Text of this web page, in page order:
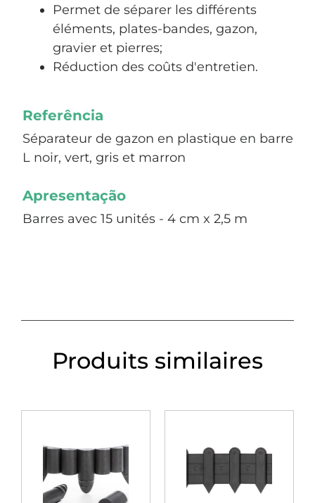
Permet de séparer les différents
éléments, plates-bandes, gazon,
gravier et pierres;
Réduction des coûts d'entretien.
Referência
Séparateur de gazon en plastique en barre
L noir, vert, gris et marron
Apresentação
Barres avec 15 unités - 4 cm x 2,5 m
Produits similaires